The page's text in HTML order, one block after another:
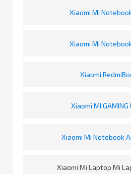
Xiaomi Mi
Xiaomi Mi
Xiaomi
Xiaomi MI GAMING
Xiaomi Mi Notebook
Xiaomi Mi Laptop Mi